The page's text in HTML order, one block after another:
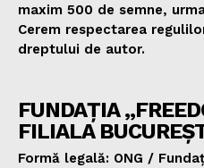
maxim 500 de semne,
Cerem respectarea
dreptului de autor.
FUNDAȚIA
FILIALA
Formă legală: ONG /